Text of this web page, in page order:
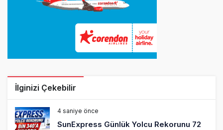
İlginizi Çekebilir
4 saniye önce
SunExpress Günlük Yolcu Rekorunu 72